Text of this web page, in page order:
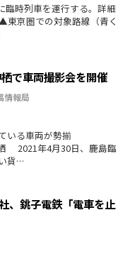
時列車を運行する。詳細
京圏での対象路線（青く
で車両撮影会を開催
情報局
いる車両が勢揃
2021年4月30日、鹿島臨
貨…
、銚子電鉄「電車を止